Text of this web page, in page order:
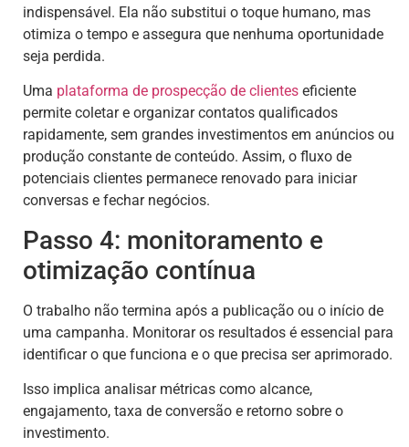
indispensável. Ela não substitui o toque humano, mas
otimiza o tempo e assegura que nenhuma oportunidade
seja perdida.
Uma plataforma de prospecção de clientes eficiente
permite coletar e organizar contatos qualificados
rapidamente, sem grandes investimentos em anúncios ou
produção constante de conteúdo. Assim, o fluxo de
potenciais clientes permanece renovado para iniciar
conversas e fechar negócios.
Passo 4: monitoramento e
otimização contínua
O trabalho não termina após a publicação ou o início de
uma campanha. Monitorar os resultados é essencial para
identificar o que funciona e o que precisa ser aprimorado.
Isso implica analisar métricas como alcance,
engajamento, taxa de conversão e retorno sobre o
investimento.